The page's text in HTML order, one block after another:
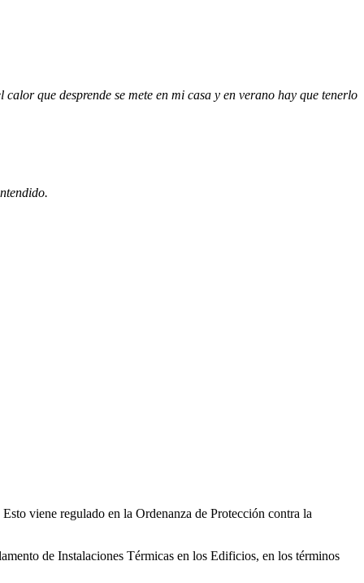
que desprende se mete en mi casa y en verano hay que tenerlo
viene regulado en la Ordenanza de Protección contra la
de Instalaciones Térmicas en los Edificios, en los términos